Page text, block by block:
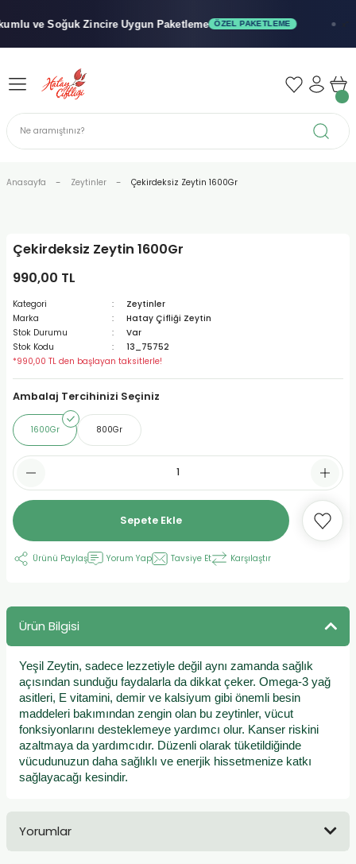
ve SoğukZincire Uygun Paketleme ÖZEL PAKETLEME x"
Geri Dön
Geri Dön
Geri Dön
Anasayfa Zeytinler Çekirdeksiz Zeytin 1600Gr
Çekirdeksiz Zeytin 1600Gr
990,00 TL
Kategori
Zeytinler
Marka
Hatay Çifliği Zeytin
Stok Durumu
Var
Stok Kodu
13_75752
*990,00 TL den başlayan taksitlerle!
Ambalaj Tercihinizi Seçiniz
1600Gr 800Gr
Sepete Ekle
Ürünü Paylaş Yorum Yap Tavsiye Et Karşılaştır
Ürün Bilgisi
Yeşil Zeytin, sadece lezzetiyle değil aynı zamanda sağlık
açısından sunduğu faydalarla da dikkat çeker. Omega-3 yağ
asitleri, E vitamini, demir ve kalsiyum gibi önemli besin
maddeleri bakımından zengin olan bu zeytinler, vücut
fonksiyonlarını desteklemeye yardımcı olur. Kanser riskini
azaltmaya da yardımcıdır. Düzenli olarak tüketildiğinde
vücudunuzun daha sağlıklı ve enerjik hissetmenize katkı
sağlayacağı kesindir.
Yorumlar